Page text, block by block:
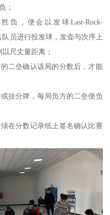
；
负，便会以发球Last-Rock-
员进行投发球，发壶与次序上
尺丈量距离；
二垒确认该局的分数后，才能
挂分牌，每局负方的二垒便负
在分数记录纸上签名确认比赛